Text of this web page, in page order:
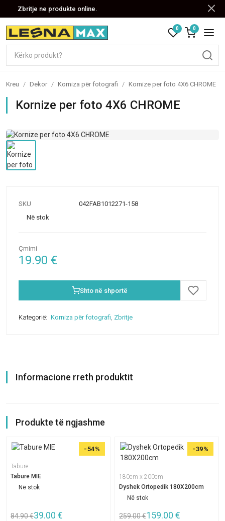
Zbritje ne produkte online.
0 0
Kreu / Dekor / Korniza për fotografi / Kornize per foto 4X6 CHROME
Kornize per foto 4X6 CHROME
SKU
042FAB1012271-158
Në stok
Çmimi
19.90 €
Shto në shportë
Kategorië: Korniza për fotografi, Zbritje
Informacione rreth produktit
Produkte të ngjashme
-54%
Tabure
Tabure MIE
Në stok
84.90€39.00 €
-39%
180cm x 200cm
Dyshek Ortopedik 180X200cm
Në stok
259.00€159.00 €